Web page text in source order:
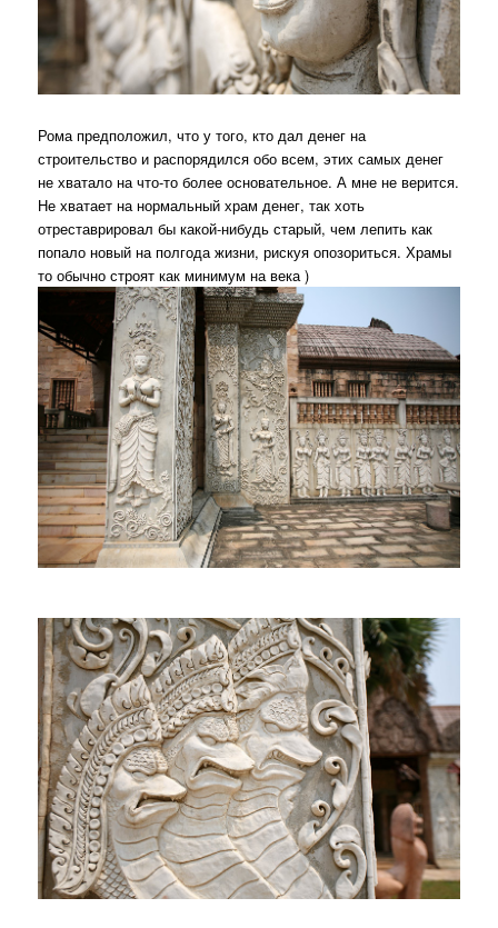
Рома предположил, что у того, кто дал денег на
строительство и распорядился обо всем, этих самых денег
не хватало на что-то более основательное. А мне не верится.
Не хватает на нормальный храм денег, так хоть
отреставрировал бы какой-нибудь старый, чем лепить как
попало новый на полгода жизни, рискуя опозориться. Храмы
то обычно строят как минимум на века )